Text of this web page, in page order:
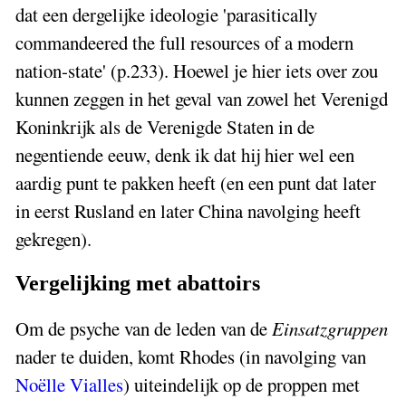
dat een dergelijke ideologie 'parasitically
commandeered the full resources of a modern
nation-state' (p.233). Hoewel je hier iets over zou
kunnen zeggen in het geval van zowel het Verenigd
Koninkrijk als de Verenigde Staten in de
negentiende eeuw, denk ik dat hij hier wel een
aardig punt te pakken heeft (en een punt dat later
in eerst Rusland en later China navolging heeft
gekregen).
Vergelijking met abattoirs
Om de psyche van de leden van deEinsatzgruppen
nader te duiden, komt Rhodes (in navolging van
Noëlle Vialles) uiteindelijk op de proppen met